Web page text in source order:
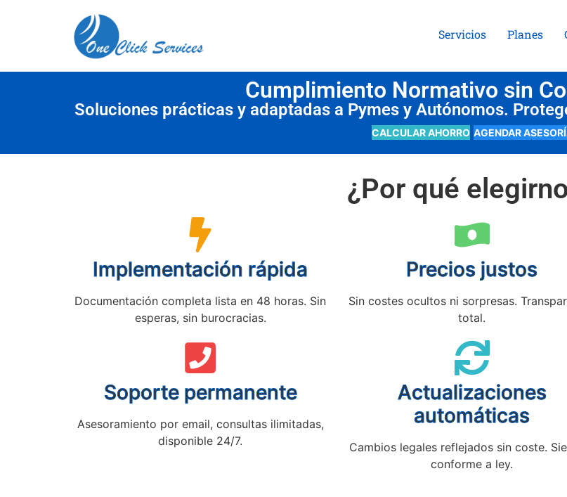
Servicios Planes
Cumplimiento Normativo sin
Soluciones prácticas y adaptadas a Pymes y Autónomos.
CALCULAR AHORRO AGENDAR
¿Por qué
Implementación rápida
Documentación completa lista en 48 horas. Sin
esperas, sin burocracias.
Precios justos
Sin costes ocultos ni sorpresas.
total.
Soporte permanente
Asesoramiento por email, consultas ilimitadas,
disponible 24/7.
Actualizaciones
automáticas
Cambios legales reflejados sin coste.
conforme a ley.